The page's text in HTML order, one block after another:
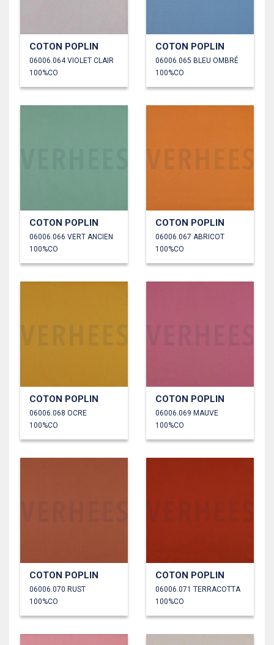
COTON POPLIN
06006.064 VIOLET CLAIR
100%CO
COTON POPLIN
06006.065 BLEU OMBRÉ
100%CO
COTON POPLIN
06006.066 VERT ANCIEN
100%CO
COTON POPLIN
06006.067 ABRICOT
100%CO
COTON POPLIN
06006.068 OCRE
100%CO
COTON POPLIN
06006.069 MAUVE
100%CO
COTON POPLIN
06006.070 RUST
100%CO
COTON POPLIN
06006.071 TERRACOTTA
100%CO